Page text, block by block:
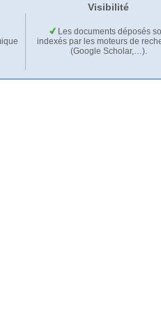
Visibilité
Les documents déposés
indexés par les moteurs de
(Google Scholar,…).